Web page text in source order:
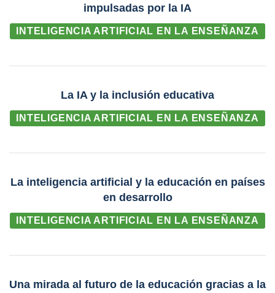
impulsadas por la IA
INTELIGENCIA ARTIFICIAL EN LA ENSEÑANZA
La IA y la inclusión educativa
INTELIGENCIA ARTIFICIAL EN LA ENSEÑANZA
La inteligencia artificial y la educación en países
en desarrollo
INTELIGENCIA ARTIFICIAL EN LA ENSEÑANZA
Una mirada al futuro de la educación gracias a la